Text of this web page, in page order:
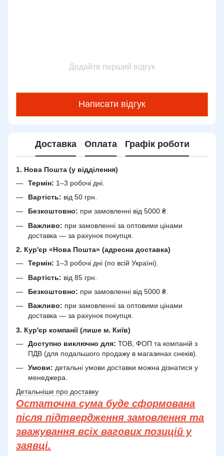
Додайте перший відгук
Написати відгук
Доставка Оплата Графік роботи
1. Нова Пошта (у відділення)
Термін: 1–3 робочі дні.
Вартість: від 50 грн.
Безкоштовно: при замовленні від 5000 ₴.
Важливо: при замовленні за оптовими цінами
доставка — за рахунок покупця.
2. Кур'єр «Нова Пошта» (адресна доставка)
Термін: 1–3 робочі дні (по всій Україні).
Вартість: від 85 грн.
Безкоштовно: при замовленні від 5000 ₴.
Важливо: при замовленні за оптовими цінами
доставка — за рахунок покупця.
3. Кур'єр компанії (лише м. Київ)
Доступно виключно для: ТОВ, ФОП та компаній з
ПДВ (для подальшого продажу в магазинах снеків).
Умови: детальні умови доставки можна дізнатися у
менеджера.
Детальніше про доставку
Остаточна сума буде сформована
після підтвердження замовлення та
зважування всіх вагових позицій у
заявці.